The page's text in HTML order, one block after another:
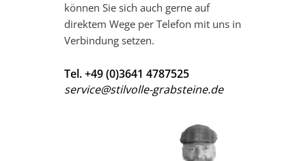
können Sie sich auch gerne auf
direktem Wege per Telefon mit uns in
Verbindung setzen.
Tel. +49 (0)3641 4787525
service@stilvolle-grabsteine.de